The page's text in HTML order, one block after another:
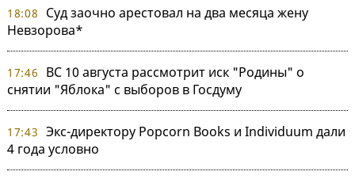
18:08
Суд заочно арестовал на два месяца жену
Невзорова*
17:46
ВС 10 августа рассмотрит иск "Родины" о
снятии "Яблока" с выборов в Госдуму
17:43 Экс-директору Popcorn Books и Individuum дали
4 года условно